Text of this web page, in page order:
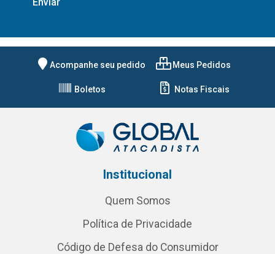
Acompanhe seu pedido Meus Pedidos
Boletos Notas Fiscais
Institucional
Quem Somos
Política de Privacidade
Código de Defesa do Consumidor